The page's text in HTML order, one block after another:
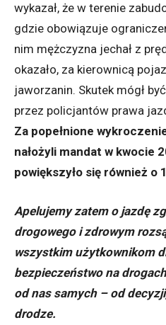
wykazał, że w terenie
gdzie obowiązuje
nim mężczyzna jechał z
okazało, za kierownicą
jaworzanin. Skutek mógł
przez policjantów prawa
Za popełnione
nałożyli mandat w kwocie
powiększyło się również o
Apelujemy zatem o jazdę
drogowego i zdrowym
wszystkim użytkownikom
bezpieczeństwo na
od nas samych – od
drodze.